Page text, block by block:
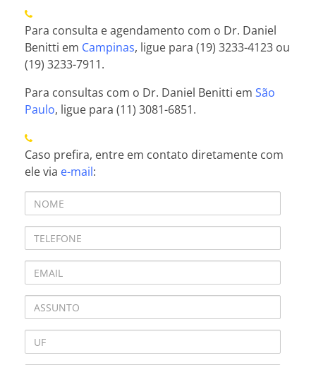
Para consulta e agendamento com o Dr. Daniel
Benitti em Campinas, ligue para (19) 3233-4123 ou
(19) 3233-7911.
Para consultas com o Dr. Daniel Benitti em São
Paulo, ligue para (11) 3081-6851.
Caso prefira, entre em contato diretamente com
ele via e-mail: